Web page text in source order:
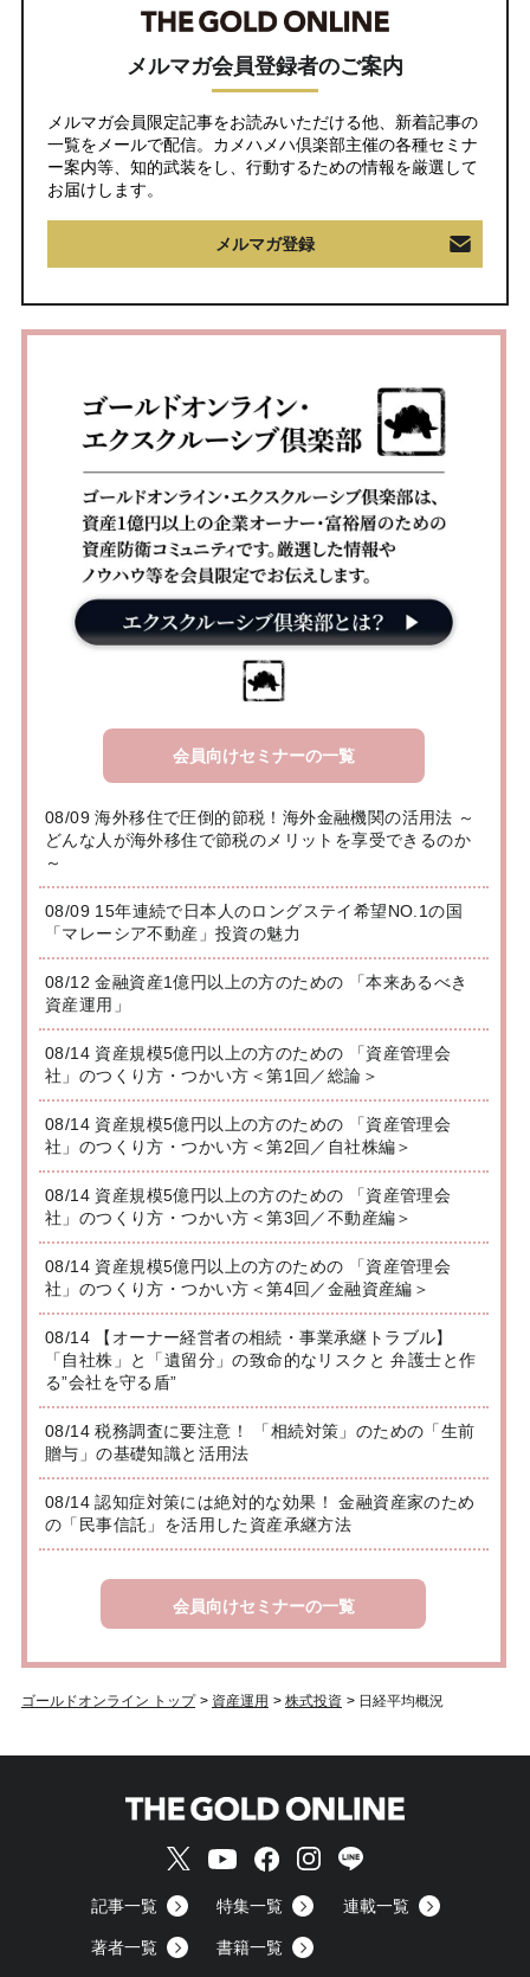
メルマガ会員登録者のご案内
メルマガ会員限定記事をお読みいただける他、新着記事の
一覧をメールで配信。カメハメハ倶楽部主催の各種セミナ
ー案内等、知的武装をし、行動するための情報を厳選して
お届けします。
メルマガ登録
会員向けセミナーの一覧
08/09 海外移住で圧倒的節税！海外金融機関の活用法 ～
どんな人が海外移住で節税のメリットを享受できるのか
～
08/09 15年連続で日本人のロングステイ希望NO.1の国
「マレーシア不動産」投資の魅力
08/12 金融資産1億円以上の方のための 「本来あるべき
資産運用」
08/14 資産規模5億円以上の方のための 「資産管理会
社」のつくり方・つかい方＜第1回／総論＞
08/14 資産規模5億円以上の方のための 「資産管理会
社」のつくり方・つかい方＜第2回／自社株編＞
08/14 資産規模5億円以上の方のための 「資産管理会
社」のつくり方・つかい方＜第3回／不動産編＞
08/14 資産規模5億円以上の方のための 「資産管理会
社」のつくり方・つかい方＜第4回／金融資産編＞
08/14 【オーナー経営者の相続・事業承継トラブル】
「自社株」と「遺留分」の致命的なリスクと 弁護士と作
る”会社を守る盾”
08/14 税務調査に要注意！ 「相続対策」のための「生前
贈与」の基礎知識と活用法
08/14 認知症対策には絶対的な効果！ 金融資産家のため
の「民事信託」を活用した資産承継方法
会員向けセミナーの一覧
ゴールドオンライン トップ > 資産運用 > 株式投資 > 日経平均概況
記事一覧 特集一覧 連載一覧
著者一覧 書籍一覧